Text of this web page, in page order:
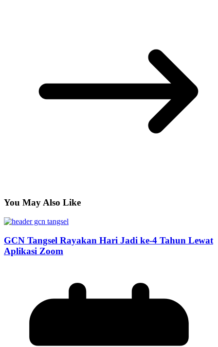
You May Also Like
GCN Tangsel Rayakan Hari Jadi ke-4 Tahun Lewat
Aplikasi Zoom